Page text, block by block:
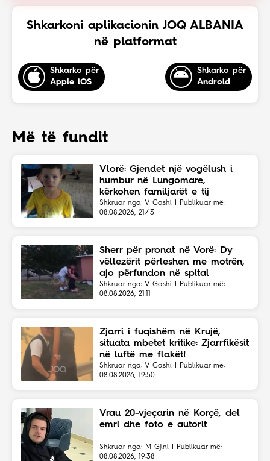
Shkarkoni aplikacionin JOQ ALBANIA
në platformat
Shkarko për
Apple iOS
Shkarko për
Android
Më të fundit
Vlorë: Gjendet një vogëlush i
humbur në Lungomare,
kërkohen familjarët e tij
Shkruar nga: V Gashi | Publikuar më:
08.08.2026, 21:43
Sherr për pronat në Vorë: Dy
vëllezërit përleshen me motrën,
ajo përfundon në spital
Shkruar nga: V Gashi | Publikuar më:
08.08.2026, 21:11
Zjarri i fuqishëm në Krujë,
situata mbetet kritike: Zjarrfikësit
në luftë me flakët!
Shkruar nga: V Gashi | Publikuar më:
08.08.2026, 19:50
Vrau 20-vjeçarin në Korçë, del
emri dhe foto e autorit
Shkruar nga: M Gjini | Publikuar më:
08.08.2026, 19:38